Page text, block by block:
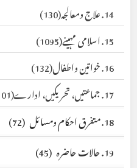
14. علاج ومعالجہ
(130)
15. اسلامی مہینے
(1095)
16. خواتین واطفال
(132)
17. جماعتیں، تحریکیں، ادارے
(101)
18. متفرق احکام ومسائل
(72)
19. حالات حاضرہ
(45)